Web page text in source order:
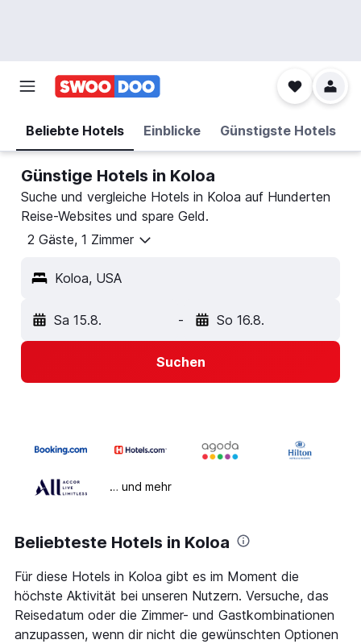
Beliebte Hotels Einblicke Günstigste Hotels
Günstige Hotels in Koloa
Suche und vergleiche Hotels in Koloa auf Hunderten
Reise-Websites und spare Geld.
2 Gäste, 1 Zimmer
Koloa, USA
Sa 15.8. - So 16.8.
Suchen
… und mehr
Beliebteste Hotels in Koloa
Für diese Hotels in Koloa gibt es im Moment die
höchste Aktivität bei unseren Nutzern. Versuche, das
Reisedatum oder die Zimmer- und Gastkombinationen
anzupassen, wenn dir nicht die gewünschten Optionen